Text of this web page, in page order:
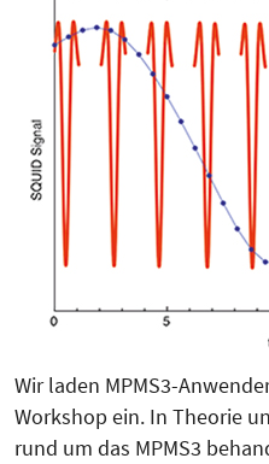
Wir laden MPMS3-
Workshop ein. In Theorie
rund um das MPMS3